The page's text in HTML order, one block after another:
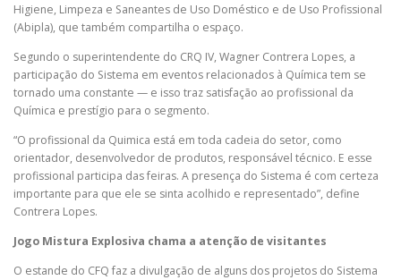
Higiene, Limpeza e Saneantes de Uso Doméstico e de Uso Profissional
(Abipla), que também compartilha o espaço.
Segundo o superintendente do CRQ IV, Wagner Contrera Lopes, a
participação do Sistema em eventos relacionados à Química tem se
tornado uma constante — e isso traz satisfação ao profissional da
Química e prestígio para o segmento.
“O profissional da Quimica está em toda cadeia do setor, como
orientador, desenvolvedor de produtos, responsável técnico. E esse
profissional participa das feiras. A presença do Sistema é com certeza
importante para que ele se sinta acolhido e representado”, define
Contrera Lopes.
Jogo Mistura Explosiva chama a atenção de visitantes
O estande do CFQ faz a divulgação de alguns dos projetos do Sistema